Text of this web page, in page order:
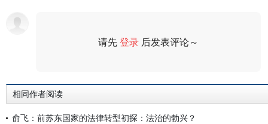
请先登录 后发表评论～
相同作者阅读
俞飞：前苏东国家的法律转型初探：法治的勃兴？